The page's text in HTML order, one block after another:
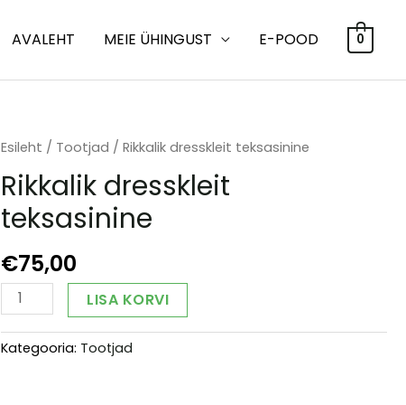
AVALEHT MEIE ÜHINGUST E-POOD 0
Esileht / Tootjad / Rikkalik dresskleit teksasinine
Rikkalik dresskleit
teksasinine
€75,00
Rikkalik
dresskleit
teksasinine
kogus
LISA KORVI
Alternative:
Kategooria: Tootjad